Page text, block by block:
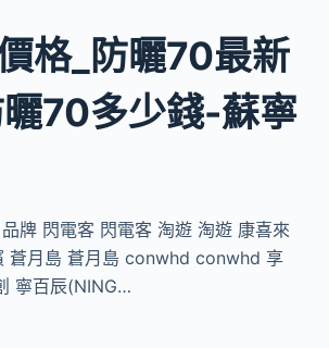
格_防曬70最新
70多少錢-蘇寧
牌 閃電客 閃電客 淘遊 淘遊 康喜來
蒼月島 蒼月島 conwhd conwhd 享
寧百辰(NING…